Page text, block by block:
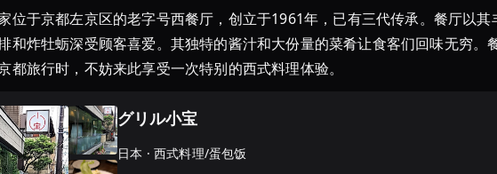
位于京都左京区的老字号西餐厅，创立于1961年，已有三代传承。餐厅以
和炸牡蛎深受顾客喜爱。其独特的酱汁和大份量的菜肴让食客们回味无穷
都旅行时，不妨来此享受一次特别的西式料理体验。
グリル小宝
日本 · 西式料理/蛋包饭